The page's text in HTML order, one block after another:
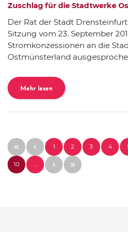
Zuschlag für die Stadtwerke
Der Rat der Stadt
Sitzung vom 23. September
Stromkonzessionen an die
Ostmünsterland
Mehr lesen
1 2 3 4
10